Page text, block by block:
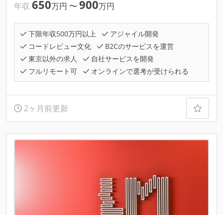
年収 650万円 〜 900万円
下限年収500万円以上
アジャイル開発
コードレビュー文化
B2Cのサービスを運営
東京以外の求人
自社サービスを開発
フルリモート可
オンラインで選考が受けられる
2ヶ月前更新